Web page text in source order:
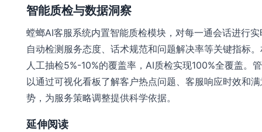
智能质检与数据洞察
螳螂AI客服系统内置智能质检模块，对每一通会话进行
自动检测服务态度、话术规范和问题解决率等关键指标
人工抽检5%-10%的覆盖率，AI质检实现100%全覆盖。
以通过可视化看板了解客户热点问题、客服响应时效和
势，为服务策略调整提供科学依据。
延伸阅读